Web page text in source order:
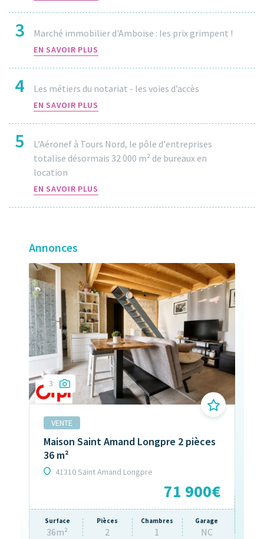
3 Marché immobilier d'Amboise : les prix grimpent !
EN SAVOIR PLUS
4 Les métiers du notariat - les voies d’accès
EN SAVOIR PLUS
5
L’Aéronef à Tours Nord, le pôle d'entreprises
totalise désormais 32 000 m² de bureaux en
location
EN SAVOIR PLUS
Annonces
3
VENTE
Maison Saint Amand Longpre 2 pièces
36 m²
41310 Saint Amand Longpre
71 900€
Surface
36m²
Pièces
2
Chambres
1
Garage
NC